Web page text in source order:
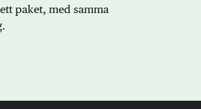
paket, med samma